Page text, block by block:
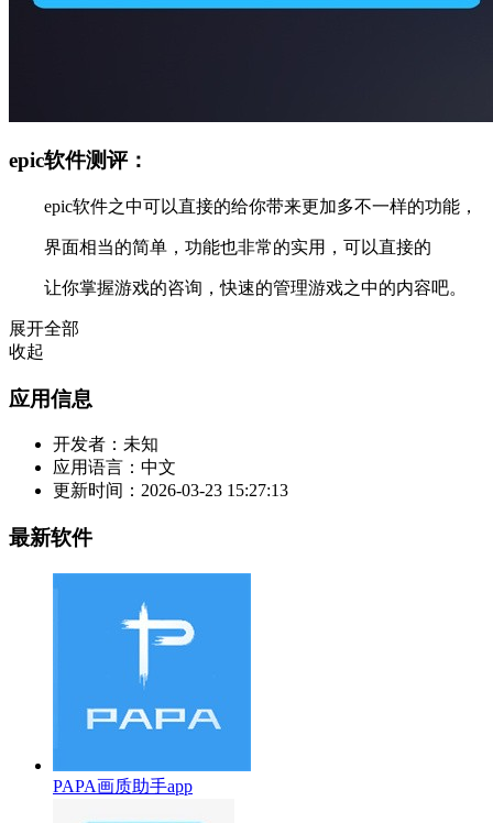
epic软件测评：
epic软件之中可以直接的给你带来更加多不一样的功能，
界面相当的简单，功能也非常的实用，可以直接的
让你掌握游戏的咨询，快速的管理游戏之中的内容吧。
展开全部
收起
应用信息
开发者： 未知
应用语言： 中文
更新时间： 2026-03-23 15:27:13
最新软件
PAPA画质助手app